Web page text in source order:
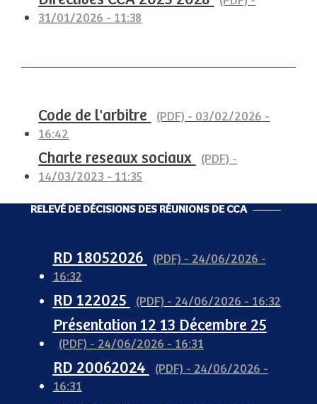
31/01/2026 - 11:38
Code de l'arbitre
(PDF) - 03/02/2026 -
16:42
Charte reseaux sociaux
(PDF) -
14/03/2023 - 11:35
RELEVÉ DE DÉCISIONS DES RÉUNIONS DE CCA
RD 18052026
(PDF) - 24/06/2026 -
16:32
RD 122025 (PDF) - 24/06/2026 - 16:32
Présentation 12 13 Décembre 25
(PDF) - 24/06/2026 - 16:31
RD 20062024
(PDF) - 24/06/2026 -
16:31